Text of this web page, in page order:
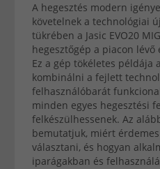
A hegesztés modern
követelnek a technológiai
tükrében a Jasic EVO20
hegesztőgép a piacon lévő
Ez a gép tökéletes példája
kombinálni a fejlett
felhasználóbarát
minden egyes hegesztési
felkészülhessenek. Az
bemutatjuk, miért érdemes
választani, és hogyan
iparágakban és